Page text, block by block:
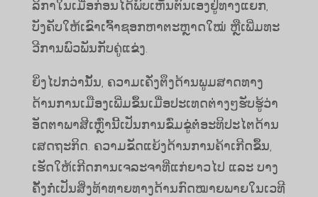
ລິ​ກາ​ໃນ​ເມື່ອ​ກ່ອນ​ໄດ້​ພົບ​ເຫັນ​ຕົນ​ເອງ​ຢູ່​ທາງ​ແຍກ,
ບັງຄັບ​ໃຫ້​ເຂົາ​ເຈົ້າ​ຊອກ​ຫາ​ຕະຫຼາດ​ໃໝ່ ຫຼື​ເພີ່ມ​ທະ
ວີ​ການ​ພົວພັນ​ກັບ​ຄູ່​ແຂ່ງ.
ຍິ່ງ​ໄປ​ກວ່າ​ນັ້ນ, ຄວາມ​ເຄັ່ງ​ຕຶງ​ດ້ານ​ພູມ​ສາດ​ທາງ​
ດ້ານ​ການ​ເມືອງ​ເພີ່ມ​ຂຶ້ນ​ເມື່ອ​ປະ​ເທດ​ຕ່າງໆ​ຮັບ​ຮູ້​ວ່າ​
ອັດ​ຕາ​ພາ​ສີ​ເຫຼົ່າ​ນີ້​ເປັນ​ການ​ຂົ່ມ​ຂູ່​ຕໍ່​ອະ​ທິ​ປະ​ໄຕ​ດ້ານ​
ເສດ​ຖະ​ກິດ. ຄວາມຂັດແຍ້ງດ້ານການຄ້າເກີດຂຶ້ນ,
ເຮັດໃຫ້ເກີດການເຈລະຈາທີ່ແກ່ຍາວໄປ ແລະ ບາງ
ຄັ້ງກໍ່ເປັນສິ່ງທ້າທາຍທາງດ້ານກົດໝາຍພາຍໃນເວທີ